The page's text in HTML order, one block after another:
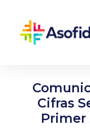
Cifras
Primer